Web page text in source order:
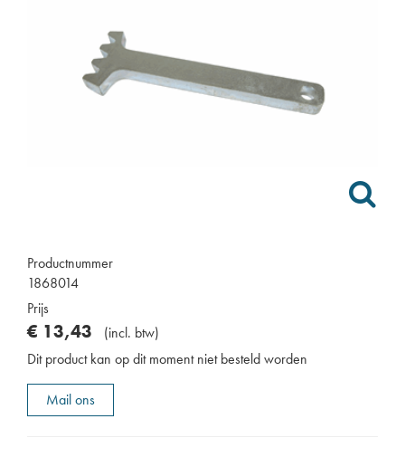
Productnummer
1868014
Prijs
€ 13,43 (incl. btw)
Dit product kan op dit moment niet besteld worden
Mail ons